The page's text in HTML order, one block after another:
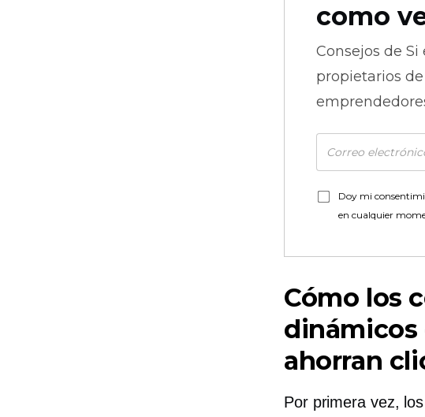
como
Consejos de Si
propietarios
Doy mi
en cualquier
Cómo los
dinámicos
ahorran
Por primera vez,